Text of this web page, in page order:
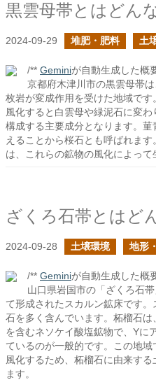
黒雲母帯とはどん
2024-09-29 堆肥・肥料 土
/** Geminiが自動生成した概
京都府木津川市の黒雲母帯
枚岩が変成作用を受けた地域です
風化すると白雲母や緑泥石に変
構成する主要成分となります。
えることから桜石とも呼ばれま
は、これらの鉱物の風化によって
ざくろ石帯とはど
2024-09-28 土壌環境 地形
/** Geminiが自動生成した概
山口県岩国市の「ざくろ石
て形成されたスカルン鉱床です
石を多く含んでいます。柘榴石
を含むネソケイ酸塩鉱物で、Yに
ているのが一般的です。この地
風化するため、柘榴石に由来す
ます。